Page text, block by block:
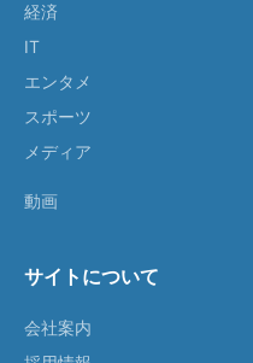
経済
IT
エンタメ
スポーツ
メディア
動画
サイトについて
会社案内